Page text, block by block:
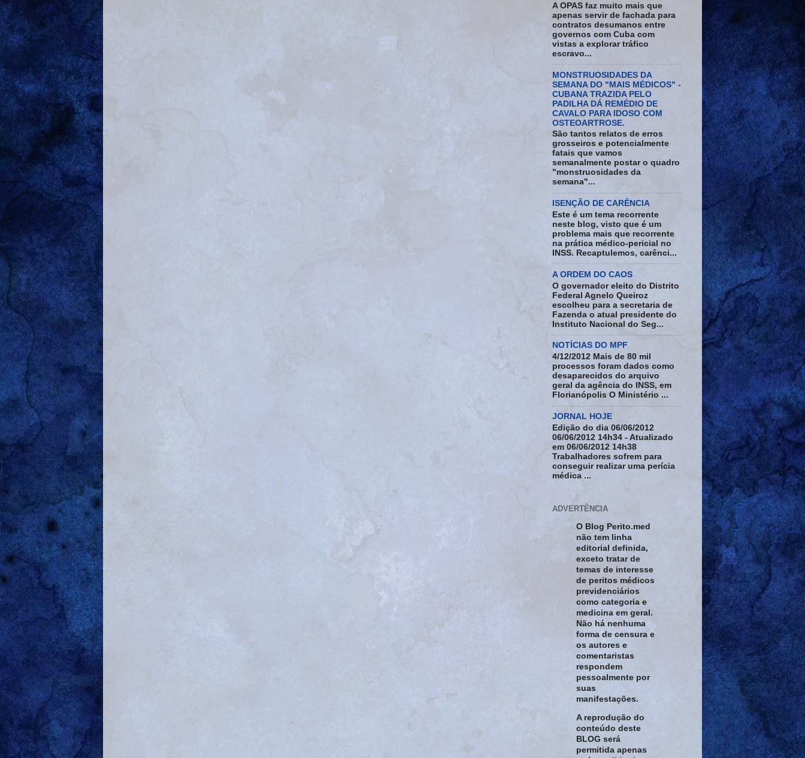
A OPAS faz muito mais que
apenas servir de fachada para
contratos desumanos entre
governos com Cuba com
vistas a explorar tráfico
escravo...
MONSTRUOSIDADES DA
SEMANA DO "MAIS MÉDICOS" -
CUBANA TRAZIDA PELO
PADILHA DÁ REMÉDIO DE
CAVALO PARA IDOSO COM
OSTEOARTROSE.
São tantos relatos de erros
grosseiros e potencialmente
fatais que vamos
semanalmente postar o quadro
"monstruosidades da
semana"...
ISENÇÃO DE CARÊNCIA
Este é um tema recorrente
neste blog, visto que é um
problema mais que recorrente
na prática médico-pericial no
INSS. Recaptulemos, carênci...
A ORDEM DO CAOS
O governador eleito do Distrito
Federal Agnelo Queiroz
escolheu para a secretaria de
Fazenda o atual presidente do
Instituto Nacional do Seg...
NOTÍCIAS DO MPF
4/12/2012 Mais de 80 mil
processos foram dados como
desaparecidos do arquivo
geral da agência do INSS, em
Florianópolis O Ministério ...
JORNAL HOJE
Edição do dia 06/06/2012
06/06/2012 14h34 - Atualizado
em 06/06/2012 14h38
Trabalhadores sofrem para
conseguir realizar uma perícia
médica ...
ADVERTÊNCIA
O Blog Perito.med
não tem linha
editorial definida,
exceto tratar de
temas de interesse
de peritos médicos
previdenciários
como categoria e
medicina em geral.
Não há nenhuma
forma de censura e
os autores e
comentaristas
respondem
pessoalmente por
suas
manifestações.
A reprodução do
conteúdo deste
BLOG será
permitida apenas